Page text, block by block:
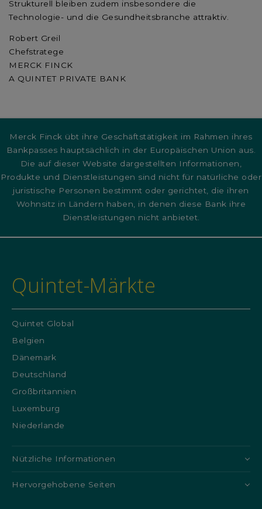
Strukturell bleiben zudem insbesondere die
Technologie- und die Gesundheitsbranche attraktiv.
Robert Greil
Chefstratege
MERCK FINCK
A QUINTET PRIVATE BANK
Merck Finck übt ihre Geschäftstätigkeit im Rahmen ihres
Bankpasses hauptsächlich in der Europäischen Union aus.
Die auf dieser Website dargestellten Informationen,
Produkte und Dienstleistungen sind nicht für natürliche oder
juristische Personen bestimmt oder gerichtet, die ihren
Wohnsitz in Ländern haben, in denen diese Bank ihre
Dienstleistungen nicht anbietet.
Quintet-Märkte
Quintet Global
Belgien
Dänemark
Deutschland
Großbritannien
Luxemburg
Niederlande
Nützliche Informationen
Hervorgehobene Seiten